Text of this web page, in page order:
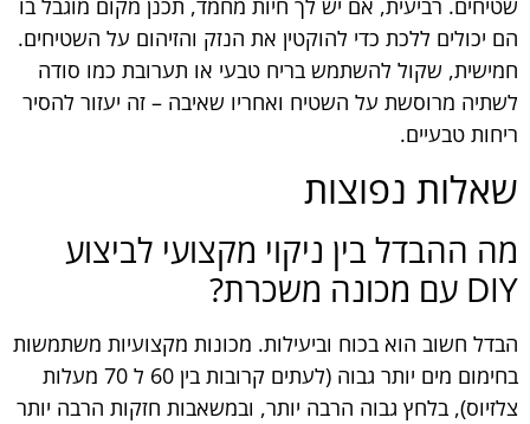
הם יכולים ללכת כדי להוקטין את הנזק והזיהום על השטיחים.
חמישית, שקול להשתמש בריח טבעי או תערובת כמו סודה
לשתיה מרוסשת על השטיח ואחריו שאיבה – זה יעזור להסיר
ריחות טבעיים.
שאלות נפוצות
מה ההבדל בין ניקוי מקצועי לביצוע
DIY עם מכונה משכרת?
הבדל חשוב הוא בכוח וביעילות. מכונות מקצועיות משתמשות
בחימום מים יותר גבוה (לעתים קרובות בין 60 ל 70 מעלות
צלזיוס), בלחץ גבוה הרבה יותר, ובמשאבות חזקות הרבה יותר